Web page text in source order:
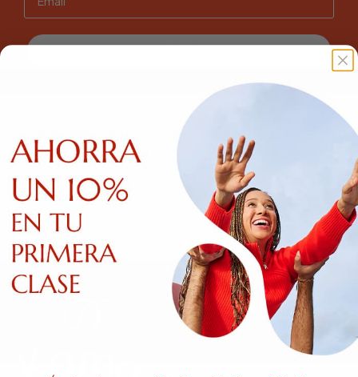
CONÉCTATE CON LA COMUNIDAD DE KAMA FLIGHT
EN INSTAGRAM